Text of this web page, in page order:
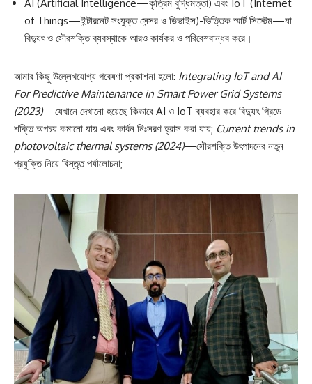
AI (Artificial Intelligence—কৃত্রিম বুদ্ধিমত্তা) এবং IoT (Internet
of Things—ইন্টারনেট সংযুক্ত সেন্সর ও ডিভাইস)-ভিত্তিক স্মার্ট সিস্টেম—যা
বিদ্যুৎ ও সৌরশক্তি ব্যবস্থাকে আরও কার্যকর ও পরিবেশবান্ধব করে।
আমার কিছু উল্লেখযোগ্য গবেষণা প্রকাশনা হলো: Integrating IoT and AI
For Predictive Maintenance in Smart Power Grid Systems
(2023)—যেখানে দেখানো হয়েছে কিভাবে AI ও IoT ব্যবহার করে বিদ্যুৎ গ্রিডে
শক্তি অপচয় কমানো যায় এবং কার্বন নিঃসরণ হ্রাস করা যায়; Current trends in
photovoltaic thermal systems (2024)—সৌরশক্তি উৎপাদনের নতুন
প্রযুক্তি নিয়ে বিস্তৃত পর্যালোচনা;